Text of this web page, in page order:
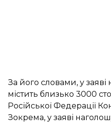
За його словами, у заяві
містить близько 3000
Російської Федерації
Зокрема, у заяві